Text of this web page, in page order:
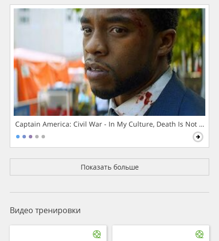
Captain America: Civil War - In My Culture, Death Is Not The
Показать больше
Видео тренировки